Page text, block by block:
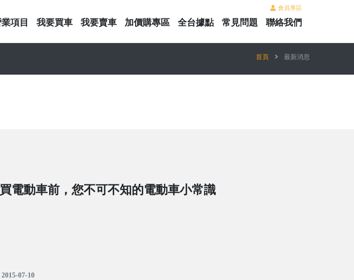
會員專區
項目 我要買車 我要賣車 加價購專區 全台據點 常見問題 聯絡我們
首頁 最新消息
電動車前，您不可不知的電動車小常識
07-10